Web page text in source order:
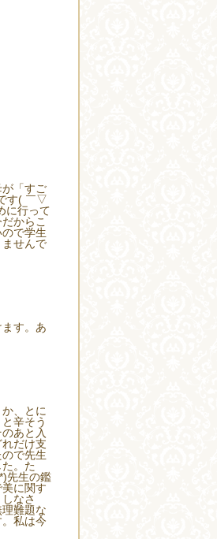
「すご
す( ￣▽
に行って
からこ
で学生
せんで
す。あ
、とに
辛そう
あと入
だけ支
で先生
。た
先生の鑑
に関す
なさ
難題な
私は今